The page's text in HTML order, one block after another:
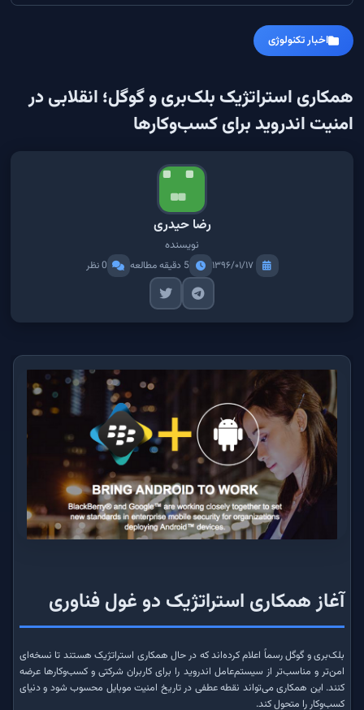
اخبار تکنولوژی
همکاری استراتژیک بلک‌بری و گوگل؛ انقلابی در
امنیت اندروید برای کسب‌وکارها
رضا حیدری
نویسنده
۱۳۹۶/۰۱/۱۷ 5 دقیقه مطالعه 0 نظر
آغاز همکاری استراتژیک دو غول فناوری
بلک‌بری و گوگل رسماً اعلام کرده‌اند که در حال همکاری استراتژیک هستند تا نسخه‌ای
امن‌تر و مناسب‌تر از سیستم‌عامل اندروید را برای کاربران شرکتی و کسب‌وکارها عرضه
کنند. این همکاری می‌تواند نقطه عطفی در تاریخ امنیت موبایل محسوب شود و دنیای
کسب‌وکار را متحول کند.